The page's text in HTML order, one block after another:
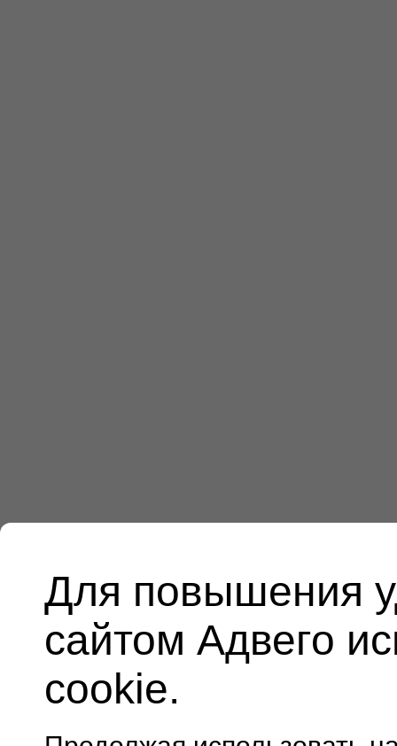
Для повышения
сайтом Адвего
cookie.